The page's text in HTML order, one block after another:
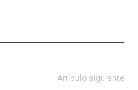
Artículo siguiente